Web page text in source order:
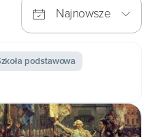
Najnowsze
podstawowa